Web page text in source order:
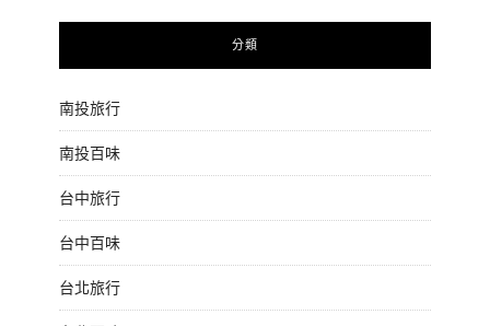
分類
南投旅行
南投百味
台中旅行
台中百味
台北旅行